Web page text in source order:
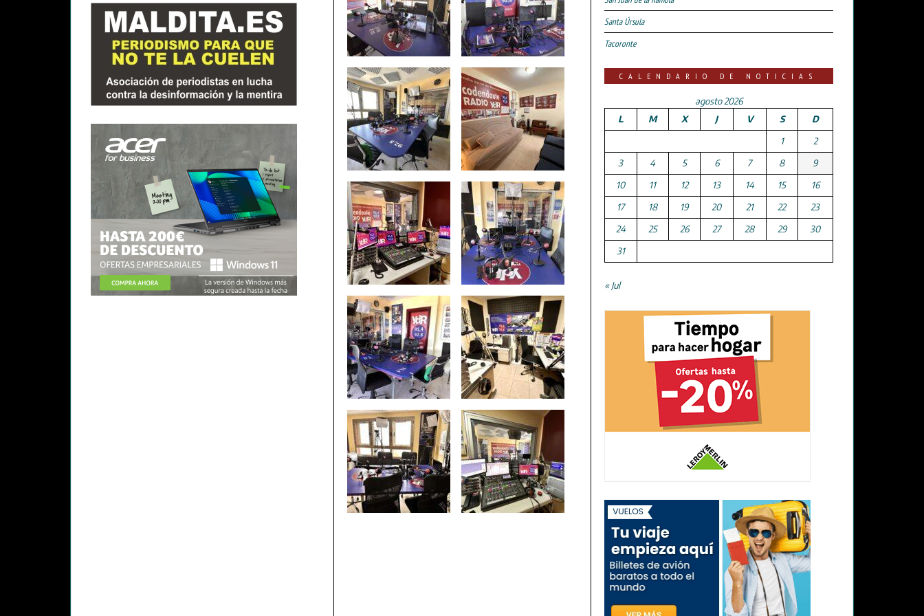
Santa Úrsula
Tacoronte
CALENDARIO DE NOTICIAS
agosto 2026
L
M X J V S
D
1
2
3
4 5 6 7 8
9
10
11 12 13 14 15
16
17
18 19 20 21 22
23
24
25 26 27 28 29
30
31
« Jul